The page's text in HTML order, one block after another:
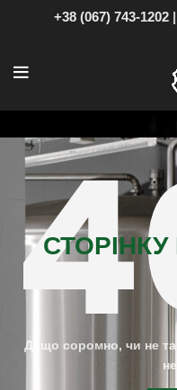
+38 (067) 743-1202 |
Дещо соромно, чи не